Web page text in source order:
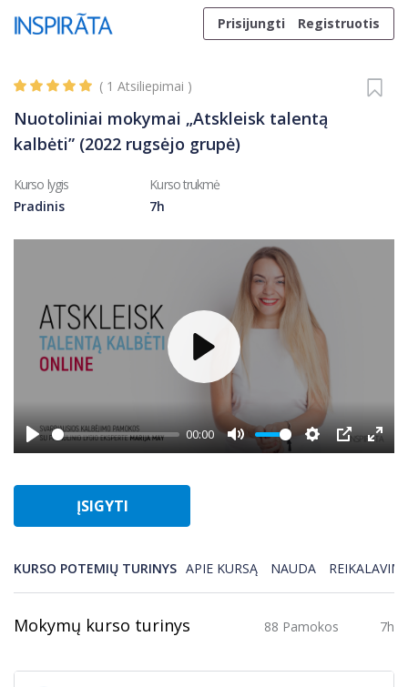
Skip to content
Prisijungti
Registruotis
( 1 Atsiliepimai )
Nuotoliniai mokymai „Atskleisk talentą
kalbėti” (2022 rugsėjo grupė)
Kurso lygis
Pradinis
Kurso trukmė
7h
Play
00:00
Mute Settings
PIP
Enter
Play
ĮSIGYTI
KURSO POTEMIŲ TURINYS APIE KURSĄ NAUDA
Mokymų kurso turinys 88 Pamokos 7h